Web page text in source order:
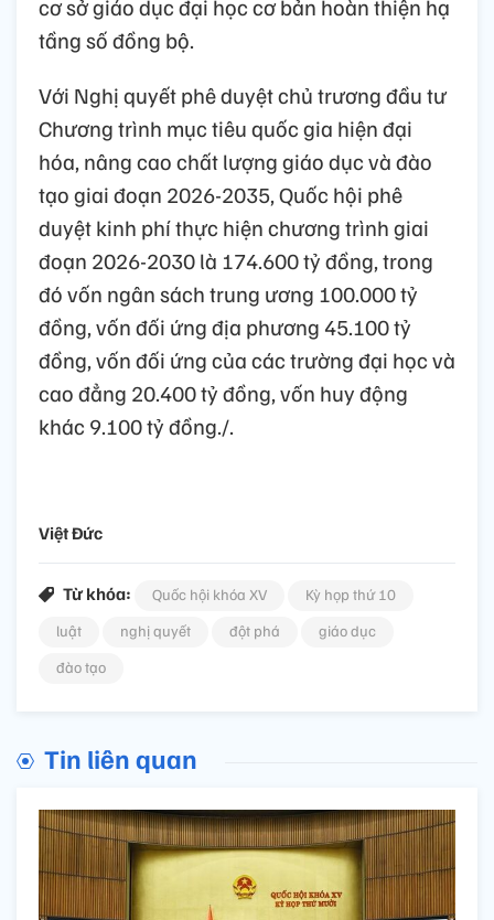
cơ sở giáo dục đại học cơ bản hoàn thiện hạ
tầng số đồng bộ.
Với Nghị quyết phê duyệt chủ trương đầu tư
Chương trình mục tiêu quốc gia hiện đại
hóa, nâng cao chất lượng giáo dục và đào
tạo giai đoạn 2026-2035, Quốc hội phê
duyệt kinh phí thực hiện chương trình giai
đoạn 2026-2030 là 174.600 tỷ đồng, trong
đó vốn ngân sách trung ương 100.000 tỷ
đồng, vốn đối ứng địa phương 45.100 tỷ
đồng, vốn đối ứng của các trường đại học và
cao đẳng 20.400 tỷ đồng, vốn huy động
khác 9.100 tỷ đồng./.
Việt Đức
Từ khóa: Quốc hội khóa XV
Kỳ họp thứ 10
luật
nghị quyết đột phá
giáo dục
đào tạo
Tin liên quan